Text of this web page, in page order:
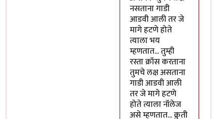
नसताना गाडी
आडवी आली तर जे
मागे हटणे होते
त्याला भय
म्हणतात... तुम्ही
रस्ता क्रॉस करताना
तुमचे लक्ष असताना
गाडी आडवी आली
तर जे मागे हटणे
होते त्याला नॉलेज
असे म्हणतात... क्रुती